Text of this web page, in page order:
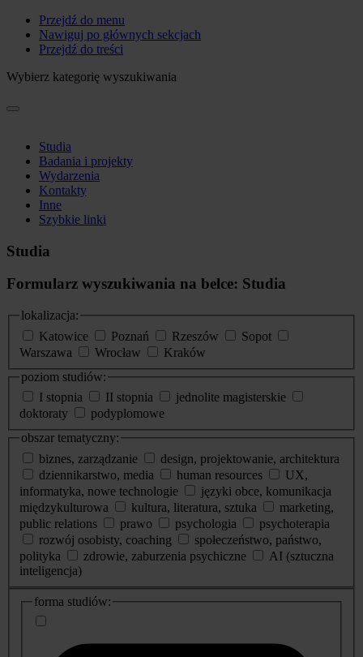
Przejdź do menu
Nawiguj po głównych sekcjach
Przejdź do treści
Wybierz kategorię wyszukiwania
Studia
Badania i projekty
Wydarzenia
Kontakty
Inne
Szybkie linki
Studia
Formularz wyszukiwania na belce: Studia
lokalizacja:
Katowice
Poznań Rzeszów
Sopot
Warszawa
Wrocław
Kraków
poziom studiów:
I stopnia
II stopnia
jednolite magisterskie
doktoraty
podyplomowe
obszar tematyczny:
biznes, zarządzanie
design, projektowanie, architektura
dziennikarstwo, media
human resources
UX,
informatyka, nowe technologie
języki obce, komunikacja
międzykulturowa
kultura, literatura, sztuka
marketing,
public relations
prawo psychologia
psychoterapia
rozwój osobisty, coaching
społeczeństwo, państwo,
polityka
zdrowie, zaburzenia psychiczne
AI (sztuczna
inteligencja)
dodatkowe
informacje
forma studiów: